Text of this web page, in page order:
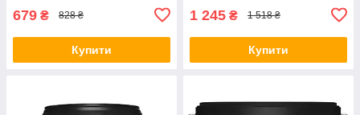
679 ₴ 828 ₴
Купити
1 245 ₴ 1 518 ₴
Купити